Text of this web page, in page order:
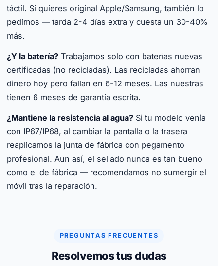
táctil. Si quieres original Apple/Samsung, también lo
pedimos — tarda 2-4 días extra y cuesta un 30-40%
más.
¿Y la batería? Trabajamos solo con baterías nuevas
certificadas (no recicladas). Las recicladas ahorran
dinero hoy pero fallan en 6-12 meses. Las nuestras
tienen 6 meses de garantía escrita.
¿Mantiene la resistencia al agua? Si tu modelo venía
con IP67/IP68, al cambiar la pantalla o la trasera
reaplicamos la junta de fábrica con pegamento
profesional. Aun así, el sellado nunca es tan bueno
como el de fábrica — recomendamos no sumergir el
móvil tras la reparación.
PREGUNTAS FRECUENTES
Resolvemos tus dudas